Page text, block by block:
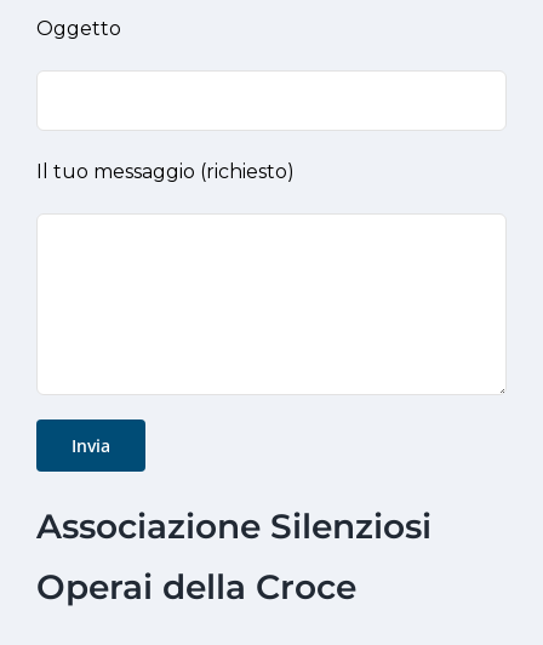
Oggetto
Il tuo messaggio (richiesto)
Associazione Silenziosi
Operai della Croce